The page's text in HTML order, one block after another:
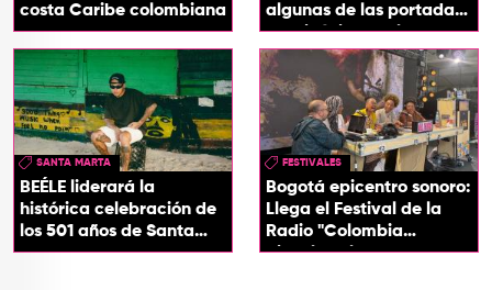
costa Caribe colombiana
algunas de las portadas
más icónicas del rock
SANTA MARTA
BEÉLE liderará la
histórica celebración de
los 501 años de Santa
Marta
FESTIVALES
Bogotá epicentro sonoro:
Llega el Festival de la
Radio "Colombia
Biocultural" 2026